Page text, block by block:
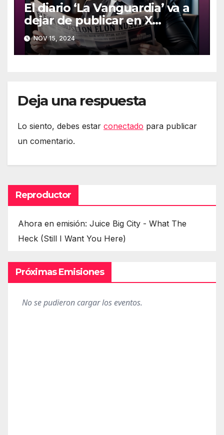
El diario ‘La Vanguardia’ va a
dejar de publicar en X
(Twitter)
NOV 15, 2024
Deja una respuesta
Lo siento, debes estar conectado para publicar
un comentario.
Reproductor
Ahora en emisión: Juice Big City - What The
Heck (Still I Want You Here)
Próximas Emisiones